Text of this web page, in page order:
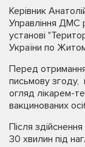
Керівник
Управління ДМС
установі
України по
Перед
письмову згоду,
огляд лікарем-
вакцинованих
Після
30 хвилин під